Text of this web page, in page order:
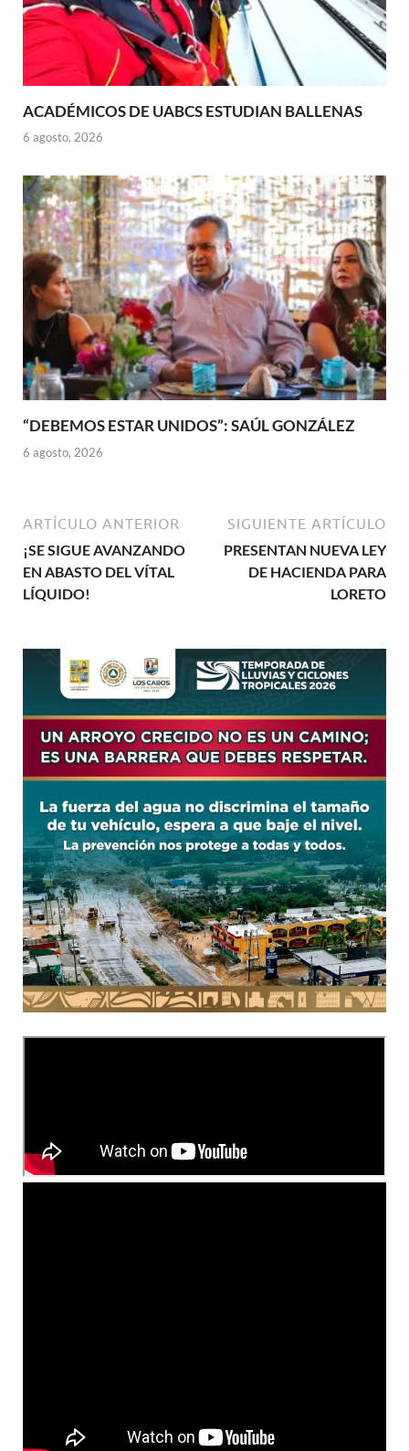
ACADÉMICOS DE UABCS ESTUDIAN BALLENAS
6 agosto, 2026
“DEBEMOS ESTAR UNIDOS”: SAÚL GONZÁLEZ
6 agosto, 2026
ARTÍCULO ANTERIOR
¡SE SIGUE AVANZANDO
EN ABASTO DEL VÍTAL
LÍQUIDO!
SIGUIENTE ARTÍCULO
PRESENTAN NUEVA LEY
DE HACIENDA PARA
LORETO